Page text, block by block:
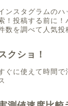
ンスタグラムのハ
！投稿する前に！
数を調べて人気投
クショ！
ぐに使えて時間で